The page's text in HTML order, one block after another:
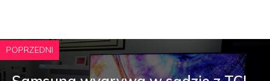
POPRZEDNI